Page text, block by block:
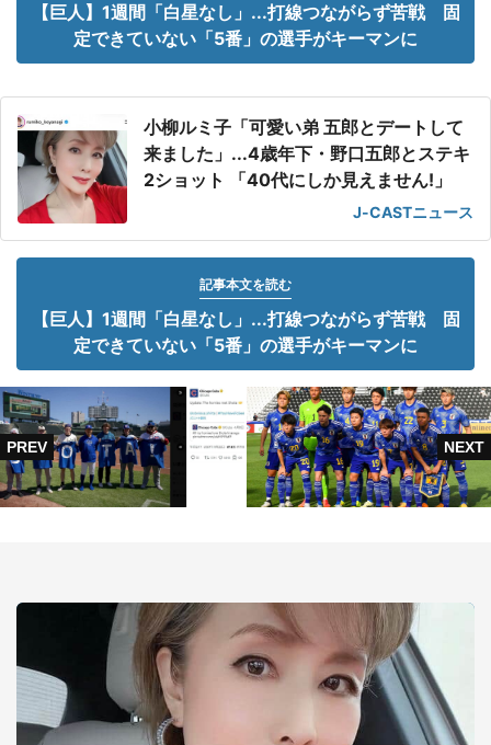
【巨人】1週間「白星なし」...打線つながらず苦戦 固
定できていない「5番」の選手がキーマンに
小柳ルミ子「可愛い弟 五郎とデートして
来ました」...4歳年下・野口五郎とステキ
2ショット 「40代にしか見えません!」
J-CASTニュース
記事本文を読む
【巨人】1週間「白星なし」...打線つながらず苦戦 固
定できていない「5番」の選手がキーマンに